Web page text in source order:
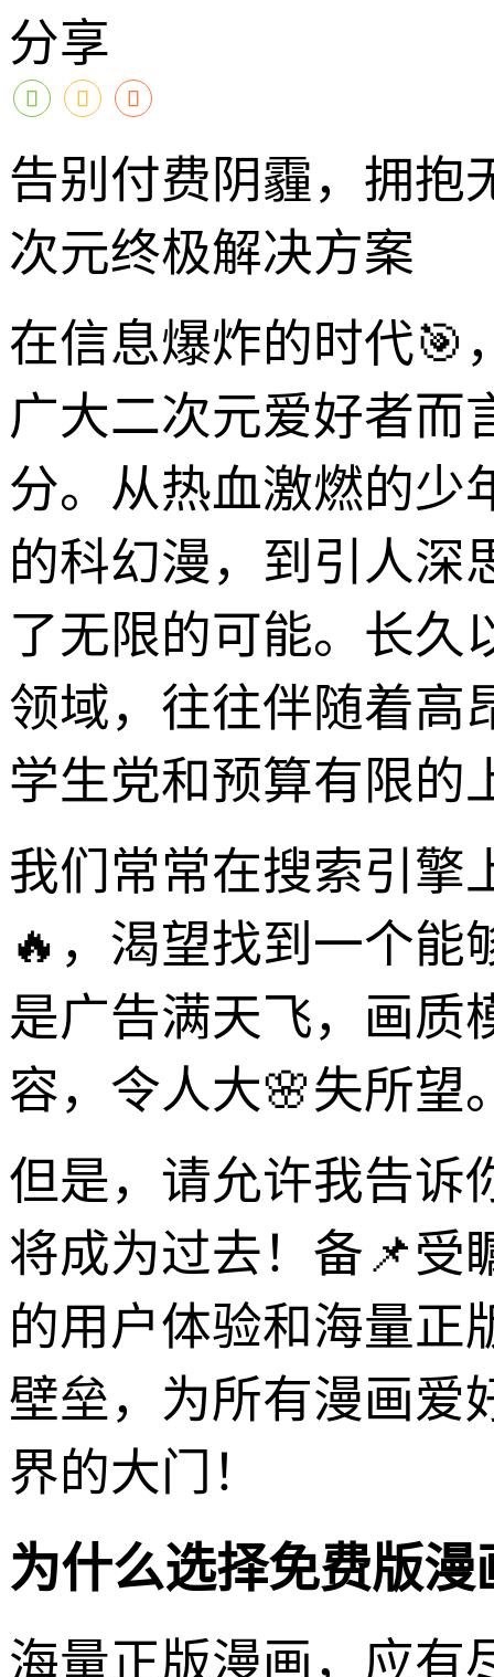
分享
告别付费阴霾，拥
次元终极解决方案
在信息爆炸的时代🎯
广大二次元爱好者而
分。从热血激燃的少
的科幻漫，到引人深
了无限的可能。长久
领域，往往伴随着高
学生党和预算有限的
我们常常在搜索引擎
🔥，渴望找到一个能
是广告满天飞，画质
容，令人大🌸失所望
但是，请允许我告诉
将成为过去！备📌受
的用户体验和海量正
壁垒，为所有漫画爱
界的大门！
为什么选择免费版漫
海量正版漫画，应有